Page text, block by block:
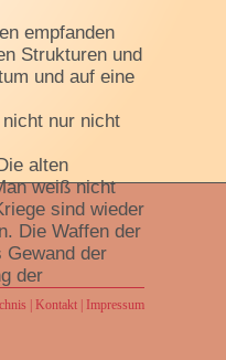
empfanden
Strukturen und
und auf eine
nur nicht
alten
weiß nicht
sind wieder
Die Waffen der
Gewand der
der
Orient.
| Kontakt | Impressum